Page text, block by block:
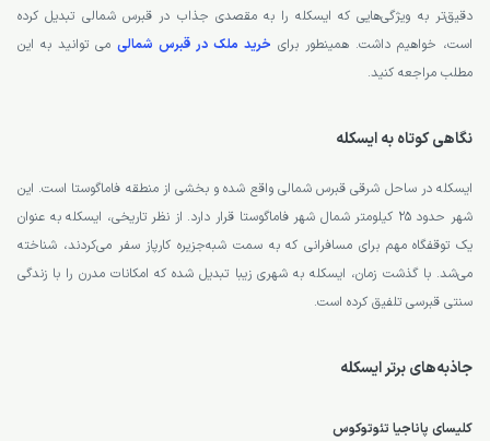
دقیق‌تر به ویژگی‌هایی که ایسکله را به مقصدی جذاب در قبرس شمالی تبدیل کرده
است، خواهیم داشت. همینطور برای خرید ملک در قبرس شمالی می توانید به این
مطلب مراجعه کنید.
نگاهی کوتاه به ایسکله
ایسکله در ساحل شرقی قبرس شمالی واقع شده و بخشی از منطقه فاماگوستا است. این
شهر حدود ۲۵ کیلومتر شمال شهر فاماگوستا قرار دارد. از نظر تاریخی، ایسکله به عنوان
یک توقفگاه مهم برای مسافرانی که به سمت شبه‌جزیره کارپاز سفر می‌کردند، شناخته
می‌شد. با گذشت زمان، ایسکله به شهری زیبا تبدیل شده که امکانات مدرن را با زندگی
سنتی قبرسی تلفیق کرده است.
جاذبه‌های برتر ایسکله
کلیسای پاناجیا تئوتوکوس